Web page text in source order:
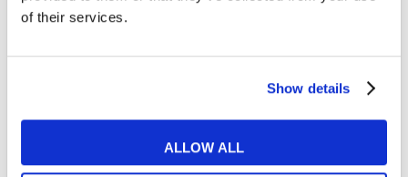
of their services.
Show details
ALLOW ALL
d’Angleterre, des Etats-Unis, de Nouvelle-
différents accents anglais, ce qui peut être
très utile pour passer la certification TOEIC.
✨ Une formation adaptée à vos